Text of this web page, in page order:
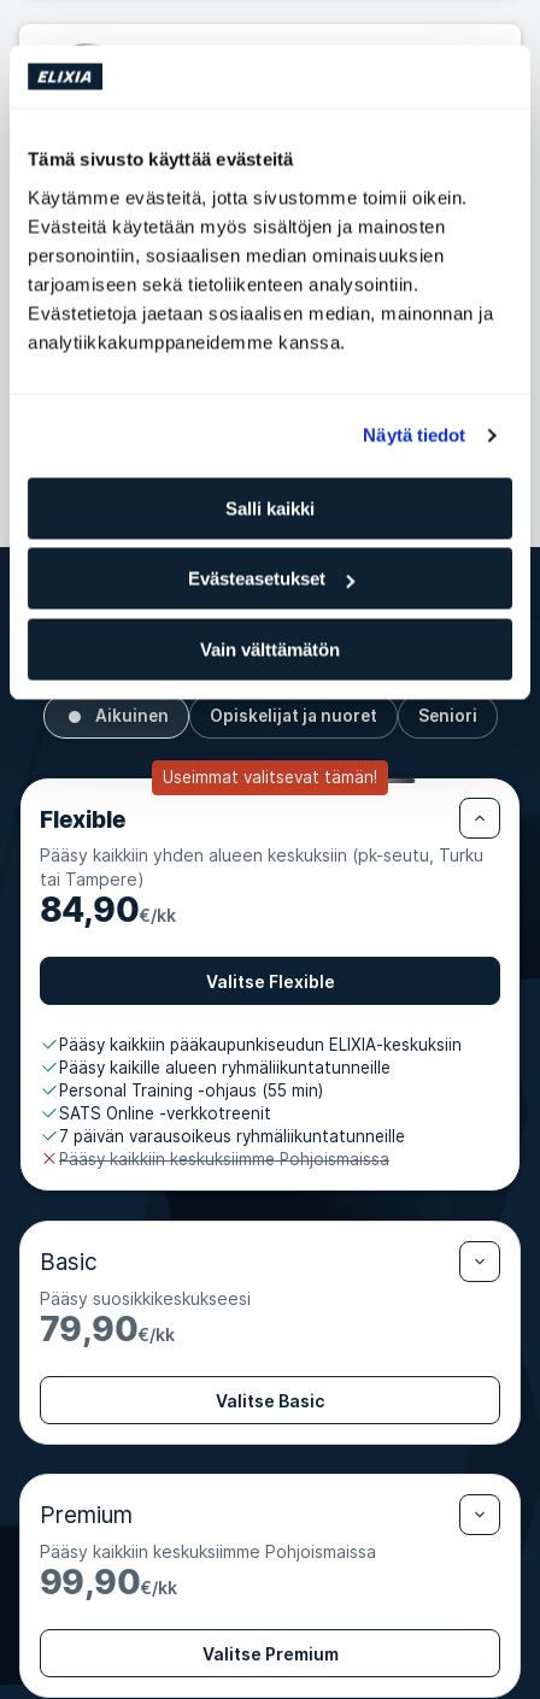
Tämä sivusto käyttää evästeitä
Käytämme evästeitä, jotta sivustomme toimii oikein.
Evästeitä käytetään myös sisältöjen ja mainosten
personointiin, sosiaalisen median ominaisuuksien
tarjoamiseen sekä tietoliikenteen analysointiin.
Evästetietoja jaetaan sosiaalisen median, mainonnan ja
analytiikkakumppaneidemme kanssa.
Näytä tiedot
Salli kaikki
Evästeasetukset
Vain välttämätön
Urheiluvammojen ennaltaehkäisy
Voimaharjoittelu
Valmennus
Daniel Schuravleff
Personal Trainer
ELIXIA Lippulaiva
Funktionaalinen harjoittelu
Matkasi alkaa tästä
Aikuinen Opiskelijat ja nuoret Seniori
Basic
Pääsy suosikkikeskukseesi
79,90€/kk
Valitse Basic
Useimmat valitsevat tämän!
Flexible
Pääsy kaikkiin yhden alueen keskuksiin (pk-seutu, Turku
tai Tampere)
84,90€/kk
Valitse Flexible
Pääsy kaikkiin pääkaupunkiseudun ELIXIA-keskuksiin
Pääsy kaikille alueen ryhmäliikuntatunneille
Personal Training -ohjaus (55 min)
SATS Online -verkkotreenit
7 päivän varausoikeus ryhmäliikuntatunneille
Pääsy kaikkiin keskuksiimme Pohjoismaissa
Premium
Pääsy kaikkiin keskuksiimme Pohjoismaissa
99,90€/kk
Valitse Premium